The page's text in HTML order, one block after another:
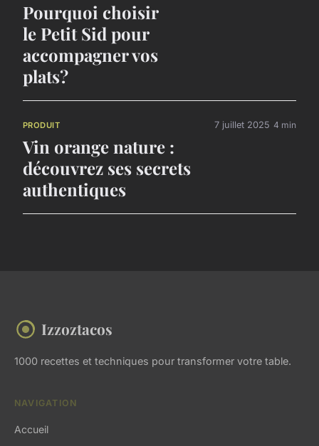
Pourquoi choisir
le Petit Sid pour
accompagner vos
plats?
PRODUIT
Vin orange nature :
découvrez ses secrets
authentiques
7 juillet 2025 4 min
Izzoztacos
1000 recettes et techniques pour transformer votre table.
NAVIGATION
Accueil